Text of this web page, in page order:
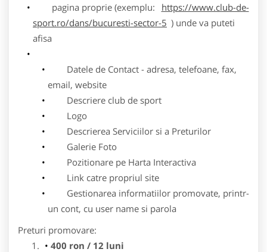
pagina proprie (exemplu:
https://www.club-de-
sport.ro/dans/bucuresti-sector-5 ) unde va puteti
afisa
Datele de Contact - adresa, telefoane, fax,
email, website
Descriere club de sport
Logo
Descrierea Serviciilor si a Preturilor
Galerie Foto
Pozitionare pe Harta Interactiva
Link catre propriul site
Gestionarea informatiilor promovate, printr-
un cont, cu user name si parola
Preturi promovare:
400 ron / 12 luni